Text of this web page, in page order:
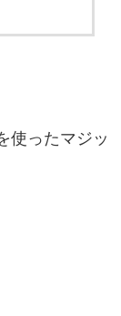
使ったマジッ